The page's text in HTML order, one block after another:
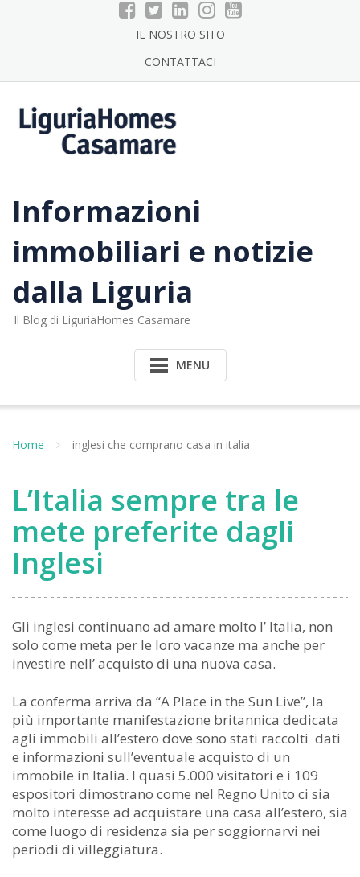
IL NOSTRO SITO
CONTATTACI
Informazioni
immobiliari e notizie
dalla Liguria
Il Blog di LiguriaHomes Casamare
MENU
Home inglesi che comprano casa in italia
L’Italia sempre tra le
mete preferite dagli
Inglesi
Gli inglesi continuano ad amare molto l’ Italia, non
solo come meta per le loro vacanze ma anche per
investire nell’ acquisto di una nuova casa.
La conferma arriva da “A Place in the Sun Live”, la
più importante manifestazione britannica dedicata
agli immobili all’estero dove sono stati raccolti dati
e informazioni sull’eventuale acquisto di un
immobile in Italia. I quasi 5.000 visitatori e i 109
espositori dimostrano come nel Regno Unito ci sia
molto interesse ad acquistare una casa all’estero, sia
come luogo di residenza sia per soggiornarvi nei
periodi di villeggiatura.